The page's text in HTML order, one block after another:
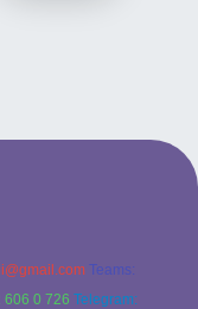
Teams:
606 0 726 Telegram: